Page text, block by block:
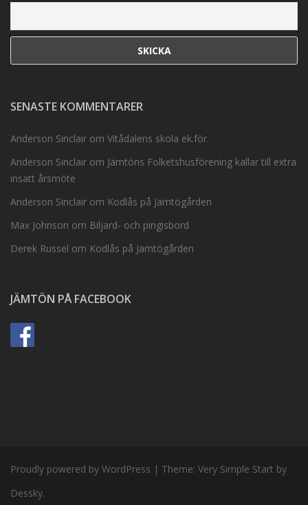
SENASTE KOMMENTARER
Anderson Sinclair om Vitådalens skola ek.för.
Anderson Sinclair om Jämtöns Folketshusförening kallar till extra
insatt årsmöte
Anderson Sinclair om Kodlås på Jämtögården
Max Johnson om Biljard- och pingisbord
Derek Russel om Kodlås på Jämtögården
JÄMTÖN PÅ FACEBOOK
Proudly powered by WordPress | Theme: Very Simple Start by
Dessky.